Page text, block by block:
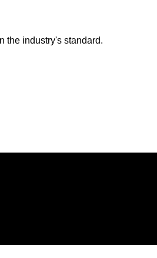
the industry's standard.